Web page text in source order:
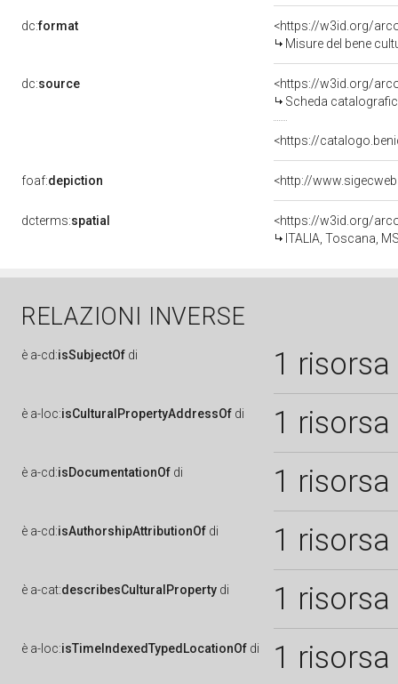
dc:format
<https://w3id.org/
Misure del bene
dc:source
<https://w3id.org/
Scheda
<https://
foaf:depiction
dcterms:spatial
<https://w3id.org/
ITALIA, Toscana,
RELAZIONI INVERSE
è a-cd:isSubjectOf di 1 risorsa
è a-loc:isCulturalPropertyAddressOf di 1 risorsa
è a-cd:isDocumentationOf di 1 risorsa
è a-cd:isAuthorshipAttributionOf di 1 risorsa
è a-cat:describesCulturalProperty di 1 risorsa
è a-loc:isTimeIndexedTypedLocationOf di 1 risorsa